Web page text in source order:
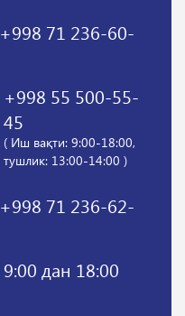
+998 71 236-60-
+998 55 500-55-
45
( Иш вақти: 9:00-18:00,
тушлик: 13:00-14:00 )
+998 71 236-62-
9:00 дан 18:00